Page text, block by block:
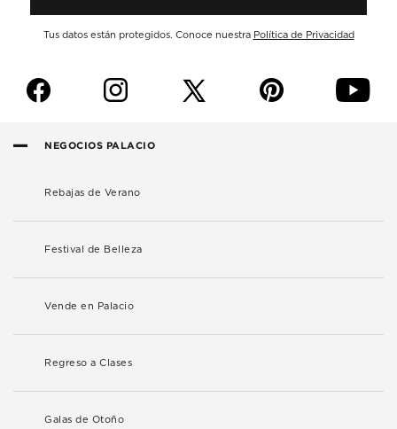
Tus datos están protegidos. Conoce nuestra Política de Privacidad
f i p y
NEGOCIOS PALACIO
Rebajas de Verano
Festival de Belleza
Vende en Palacio
Regreso a Clases
Galas de Otoño